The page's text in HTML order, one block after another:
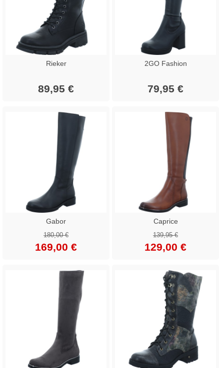
Rieker
89,95 €
2GO Fashion
79,95 €
Gabor
180,00 €
169,00 €
Caprice
139,95 €
129,00 €